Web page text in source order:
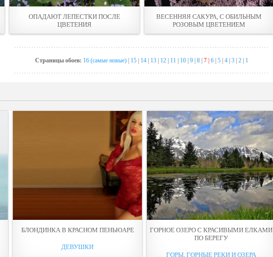
ОПАДАЮТ ЛЕПЕСТКИ ПОСЛЕ
ЦВЕТЕНИЯ
ВЕСЕННЯЯ САКУРА, С ОБИЛЬНЫМ
РОЗОВЫМ ЦВЕТЕНИЕМ
Страницы обоев: 16 (самые новые) 15 14 13 12 11 10 9 8 7 | 6 5 4 3 2 1
БЛОНДИНКА В КРАСНОМ ПЕНЬЮАРЕ
ДЕВУШКИ
ГОРНОЕ ОЗЕРО С КРАСИВЫМИ ЕЛКАМИ
ПO БЕРЕГУ
ГОРЫ, ГОРНЫЕ РЕКИ И ОЗЕРА